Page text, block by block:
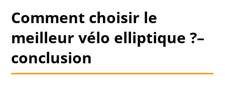
Comment choisir le
meilleur vélo elliptique ?–
conclusion